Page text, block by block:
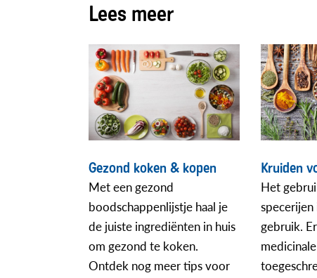
Lees meer
Gezond koken & kopen
Met een gezond
boodschappenlijstje haal je
de juiste ingrediënten in huis
om gezond te koken.
Ontdek nog meer tips voor
Kruiden
Het
specerijen
gebruik.